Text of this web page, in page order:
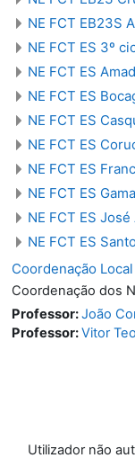
NE FCT EB23S
NE FCT ES 3º
NE FCT ES
NE FCT ES
NE FCT ES
NE FCT ES
NE FCT ES
NE FCT ES
NE FCT ES
NE FCT ES
Coordenação
Coordenação dos
Professor:João
Professor:Vitor
Utilizador não